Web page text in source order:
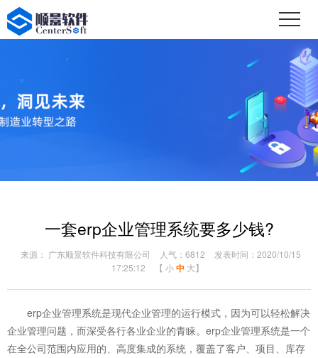
一套erp企业管理系统要多少钱?
来源： 广东顺景软件科技有限公司 人气：6812
发表时间：2020/10/15
17:25:12
【 小 中 大】
erp企业管理系统是现代企业管理的运行模式，因为可以轻松解决
企业管理问题，而深受各行各业企业的青睐。erp企业管理系统是一个
在全公司范围内应用的、高度集成的系统，覆盖了客户、项目、库存